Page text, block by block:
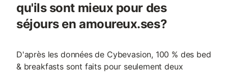
qu'ils sont mieux pour des
séjours en amoureux.ses?
D'après les données de Cybevasion, 100 % des bed
& breakfasts sont faits pour seulement deux